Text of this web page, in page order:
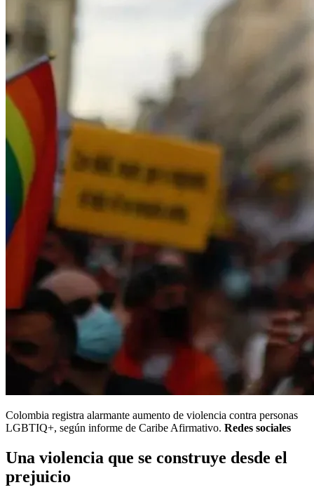
Colombia registra alarmante aumento de violencia contra personas
LGBTIQ+, según informe de Caribe Afirmativo. Redes sociales
Una violencia que se construye desde el
prejuicio